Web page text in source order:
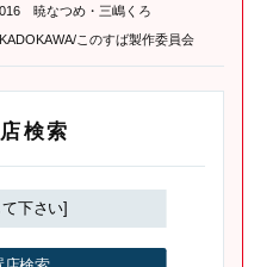
暁なつめ・三嶋くろ
このすば製作委員会
検索